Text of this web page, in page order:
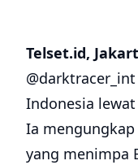
Telset.id,
Indonesia
Ia
yang menimpa